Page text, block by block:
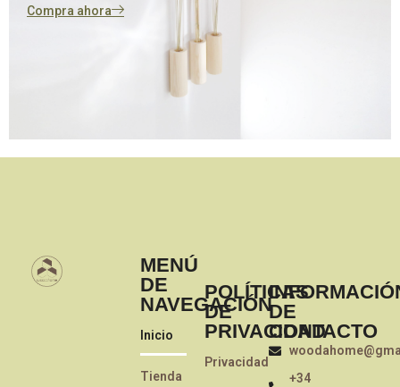
Compra ahora
MENÚ
DE
NAVEGACIÓN
Inicio
Tienda
POLÍTICAS
DE
PRIVACIDAD
Privacidad
DE
CONTACTO
+34